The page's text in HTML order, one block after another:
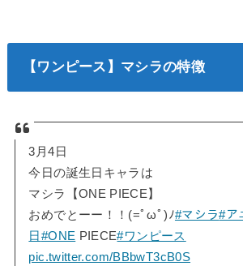
【ワンピース】マシラの特徴
3月4日
今日の誕生日キャラは
マシラ【ONE PIECE】
おめでとーー！！(=ﾟωﾟ)ﾉ#マシラ#ア
日 #ONE PIECE#ワンピース
pic.twitter.com/BBbwT3cB0S